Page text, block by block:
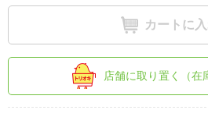
カートに
店舗に取り置く（在